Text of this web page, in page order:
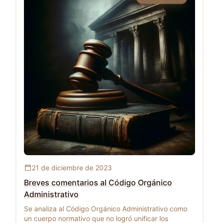
21 de diciembre de 2023
Breves comentarios al Código Orgánico
Administrativo
Se analiza al Código Orgánico Administrativo como
un cuerpo normativo que no logró unificar los